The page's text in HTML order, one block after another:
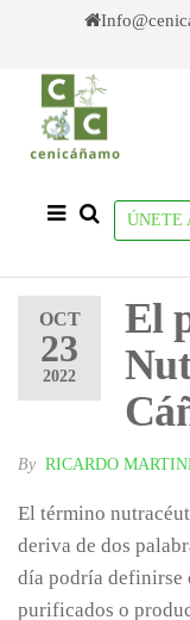
content
ÚNETE
OCT
23
2022
El
By RICARDO
El término
deriva de dos
día podría definirse
purificados o